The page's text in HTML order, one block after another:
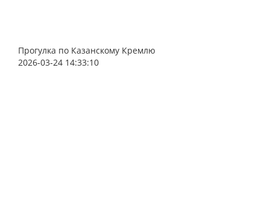
Прогулка по Казанскому Кремлю
2026-03-24 14:33:10